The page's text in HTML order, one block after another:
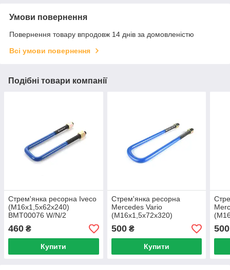
Умови повернення
Повернення товару впродовж 14 днів за домовленістю
Всі умови повернення
Подібні товари компанії
Стрем'янка ресорна Iveco
(M16x1,5x62x240)
BMT00076 W/N/2
460 ₴
Купити
Стрем'янка ресорна
Mercedes Vario
(M16x1,5x72x320)
BMT00060 W/N
500₴
Купити
500